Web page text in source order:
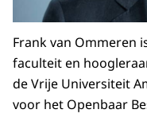
Frank van Ommeren
faculteit en
de Vrije Universiteit
voor het Openbaar